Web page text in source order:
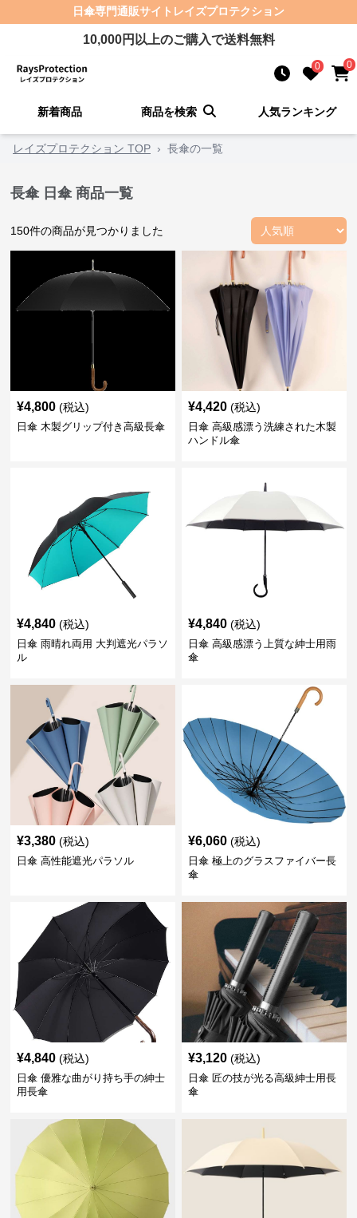
日傘専門通販サイト レイズプロテクション
10,000円以上のご購入で送料無料
0 0
新着商品 商品を検索 人気ランキング
レイズプロテクション TOP › 長傘の一覧
長傘 日傘 商品一覧
150件の商品が見つかりました
¥4,800 (税込)
日傘 木製グリップ付き高級長傘
¥4,420 (税込)
日傘 高級感漂う洗練された木製
ハンドル傘
¥4,840 (税込)
日傘 雨晴れ両用 大判遮光パラソ
ル
¥4,840 (税込)
日傘 高級感漂う上質な紳士用雨
傘
¥3,380 (税込)
日傘 高性能遮光パラソル
¥6,060 (税込)
日傘 極上のグラスファイバー長
傘
¥4,840 (税込)
日傘 優雅な曲がり持ち手の紳士
用長傘
¥3,120 (税込)
日傘 匠の技が光る高級紳士用長
傘